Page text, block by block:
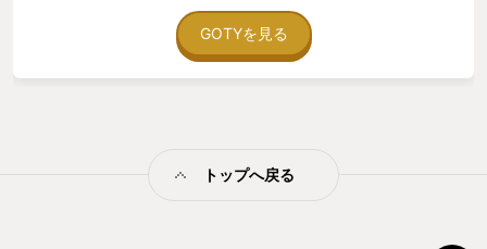
別できる機能があっただなんて。ちょっと衝撃だった。 とにか
く、指揮者となり全身を使ってオーケストラを率いる体験を家
で心ゆくまでできるというのは得難い体験だ。 難易度中までで
してみようと思う。FFとかDQなどゲーム音楽も追加して欲しい
GOTYを見る
トップへ戻る